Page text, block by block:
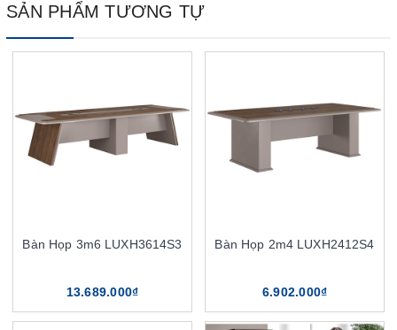
SẢN PHẨM TƯƠNG TỰ
Bàn Họp 3m6 LUXH3614S3
13.689.000₫
Bàn Họp 2m4 LUXH2412S4
6.902.000₫